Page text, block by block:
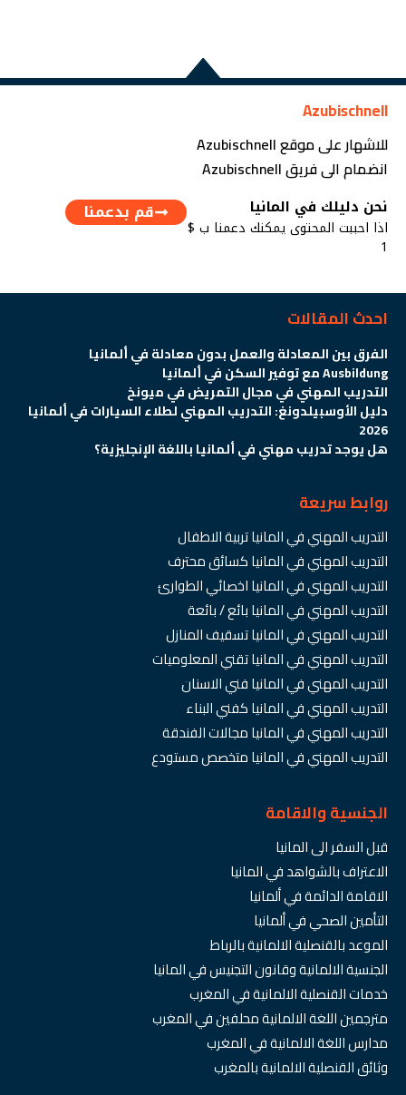
Azubischnell
للاشهار على موقع Azubischnell
انضمام الى فريق Azubischnell
نحن دليلك في المانيا
اذا احببت المحتوى يمكنك دعمنا ب $
1
قم بدعمنا
احدث المقالات
الفرق بين المعادلة والعمل بدون معادلة في ألمانيا
Ausbildung مع توفير السكن في ألمانيا
التدريب المهني في مجال التمريض في ميونخ
دليل الأوسبيلدونغ: التدريب المهني لطلاء السيارات في ألمانيا
2026
هل يوجد تدريب مهني في ألمانيا باللغة الإنجليزية؟
روابط سريعة
التدريب المهني في المانيا تربية الاطفال
التدريب المهني في المانيا كسائق محترف
التدريب المهني في المانيا اخصائي الطوارئ
التدريب المهني في المانيا بائع / بائعة
التدريب المهني في المانيا تسقيف المنازل
التدريب المهني في المانيا تقني المعلوميات
التدريب المهني في المانيا فني الاسنان
التدريب المهني في المانيا كفني البناء
التدريب المهني في المانيا مجالات الفندقة
التدريب المهني في المانيا متخصص مستودع
الجنسية والاقامة
قبل السفر الى المانيا
الاعتراف بالشواهد في المانيا
الاقامة الدائمة في ألمانيا
التأمين الصحي في ألمانيا
الموعد بالقنصلية الالمانية بالرباط
الجنسية الالمانية وقانون التجنيس في المانيا
خدمات القنصلية الالمانية في المغرب
مترجمين اللغة الالمانية محلفين في المغرب
مدارس اللغة الالمانية في المغرب
وثائق القنصلية الالمانية بالمغرب